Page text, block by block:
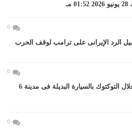
0
الرد الإيرانى على ترامب لوقف الحرب
0
بدء تلقى طلبات إحلال التوكتوك بالسيارة البديلة فى مدينة 6
0